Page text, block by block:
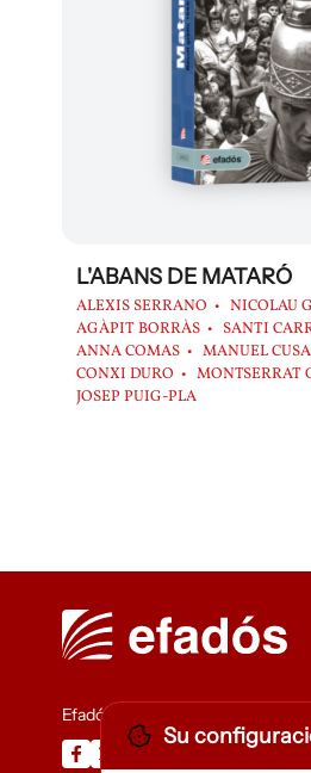
L'ABANS DE MATARÓ
ALEXIS SERRANO
NICOLAU
AGÀPIT BORRÀS
SANTI
ANNA COMAS
MANUEL
CONXI DURO
MONTSERRAT
JOSEP PUIG-PLA
Efadós
Su